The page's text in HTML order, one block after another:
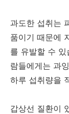
과도한 섭취는
품이기 때문에
를 유발할 수
람들에게는 과
하루 섭취량을
갑상선 질환이